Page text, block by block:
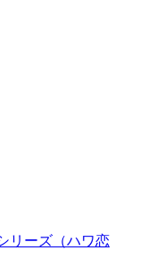
リーズ（ハワ恋